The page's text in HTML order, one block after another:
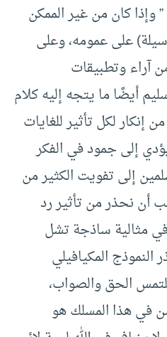
وإذا كان من غير الممكن
على عمومه، وعلى
آراء وتطبيقات
أيضًا ما يتجه إليه كلام
إنكار لكل تأثير للغايات
إلى جمود في الفكر
إلى تفويت الكثير من
أن نحذر من تأثير رد
في مثالية ساذجة تشل
النموذج المكيافيلي
الحق والصواب،
في هذا المسلك هو